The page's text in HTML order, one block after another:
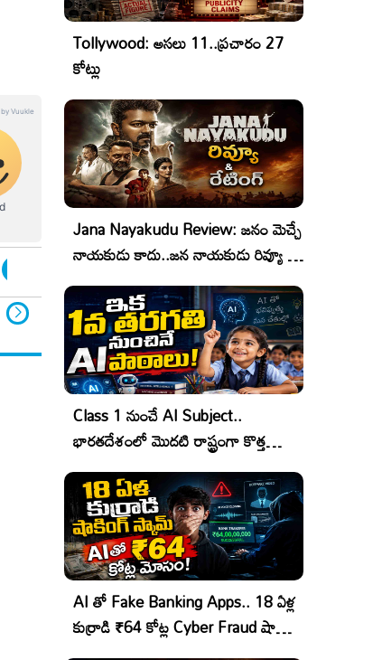
Tollywood: అసలు 11..ప్రచారం 27
కోట్లు
Jana Nayakudu Review: జనం మెచ్చే
నాయకుడు కాదు..జన నాయకుడు రివ్యూ &
రేటింగ్!
Class 1 నుంచే AI Subject..
భారతదేశంలో మొదటి రాష్ట్రంగా కొత్త
చరిత్ర!
AI తో Fake Banking Apps.. 18 ఏళ్ల
కుర్రాడి ₹64 కోట్ల Cyber Fraud షాకింగ్
ఆపరేషన్!